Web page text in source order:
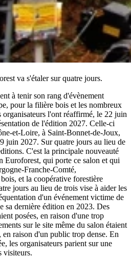
va s'étaler sur quatre jours.
à tenir son rang d'évènement
pour la filière bois et les nombreux
organisateurs l'ont réaffirmé, le 22 juin
de l'édition 2027. Celle-ci
et-Loire, à Saint-Bonnet-de-Joux,
juin 2027. Sur quatre jours au lieu de
C'est la principale nouveauté
Euroforest, qui porte ce salon et qui
Franche-Comté,
et la coopérative forestière
jours au lieu de trois vise à aider les
d'un événement victime de
sa dernière édition en 2023. Des
posées, en raison d'une trop
sur le site même du salon étaient
raison d'un public trop dense. En
les organisateurs parient sur une
visiteurs.